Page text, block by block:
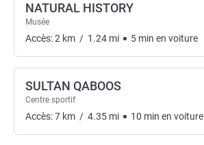
NATURAL HISTORY
Musée
Accès:2 km / 1.24 mi 5 min en voiture
SULTAN QABOOS
Centre sportif
Accès:7 km / 4.35 mi 10 min en voiture